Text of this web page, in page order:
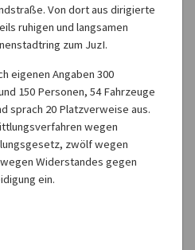
Von dort aus dirigierte
ruhigen und langsamen
zum JuzI.
eigenen Angaben 300
150 Personen, 54 Fahrzeuge
sprach 20 Platzverweise aus.
wegen
zwölf wegen
Widerstandes gegen
ein.